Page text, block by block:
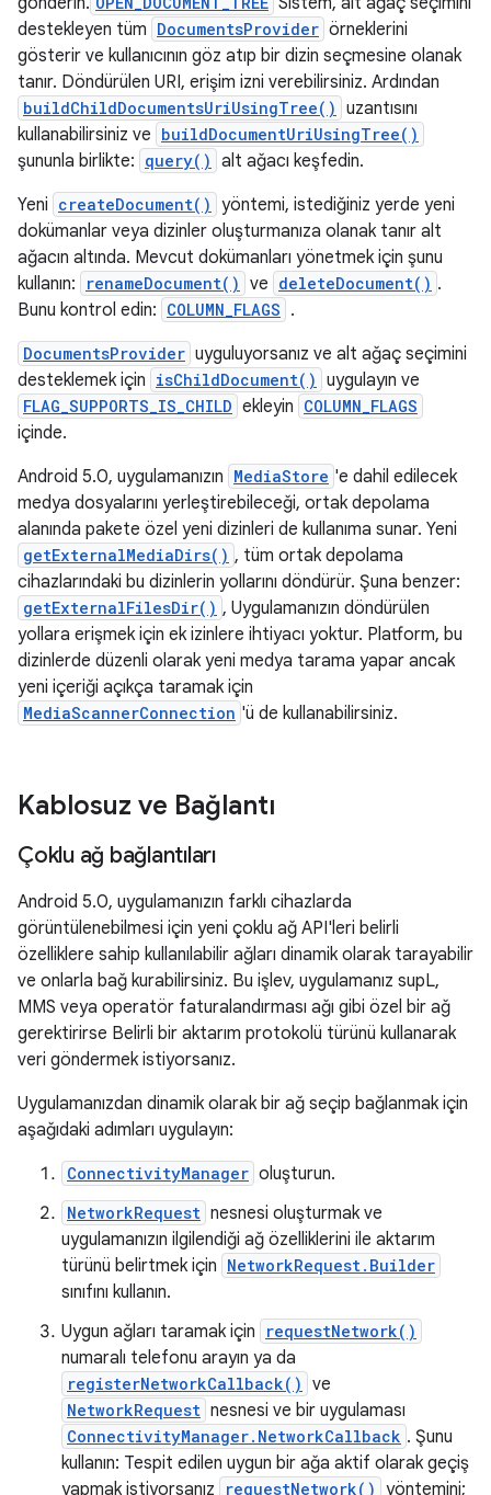
destekleyen tüm DocumentsProvider örneklerini
gösterir ve kullanıcının göz atıp bir dizin seçmesine olanak
tanır. Döndürülen URI, erişim izni verebilirsiniz. Ardından
buildChildDocumentsUriUsingTree() uzantısını
kullanabilirsiniz ve buildDocumentUriUsingTree()
şununla birlikte: query() alt ağacı keşfedin.
Yeni createDocument() yöntemi, istediğiniz yerde yeni
dokümanlar veya dizinler oluşturmanıza olanak tanır alt
ağacın altında. Mevcut dokümanları yönetmek için şunu
kullanın:
renameDocument() ve deleteDocument() .
Bunu kontrol edin: COLUMN_FLAGS .
DocumentsProvider uyguluyorsanız ve alt ağaç seçimini
desteklemek için isChildDocument() uygulayın ve
FLAG_SUPPORTS_IS_CHILD ekleyin COLUMN_FLAGS
içinde.
Android 5.0, uygulamanızın MediaStore 'e dahil edilecek
medya dosyalarını yerleştirebileceği, ortak depolama
alanında pakete özel yeni dizinleri de kullanıma sunar. Yeni
getExternalMediaDirs() , tüm ortak depolama
cihazlarındaki bu dizinlerin yollarını döndürür. Şuna benzer:
getExternalFilesDir() , Uygulamanızın döndürülen
yollara erişmek için ek izinlere ihtiyacı yoktur. Platform, bu
dizinlerde düzenli olarak yeni medya tarama yapar ancak
yeni içeriği açıkça taramak için
MediaScannerConnection 'ü de kullanabilirsiniz.
Kablosuz ve Bağlantı
Çoklu ağ bağlantıları
Android 5.0, uygulamanızın farklı cihazlarda
görüntülenebilmesi için yeni çoklu ağ API'leri belirli
özelliklere sahip kullanılabilir ağları dinamik olarak tarayabilir
ve onlarla bağ kurabilirsiniz. Bu işlev, uygulamanız supL,
MMS veya operatör faturalandırması ağı gibi özel bir ağ
gerektirirse Belirli bir aktarım protokolü türünü kullanarak
veri göndermek istiyorsanız.
Uygulamanızdan dinamik olarak bir ağ seçip bağlanmak için
aşağıdaki adımları uygulayın:
ConnectivityManager oluşturun.
NetworkRequest nesnesi oluşturmak ve
uygulamanızın ilgilendiği ağ özelliklerini ile aktarım
türünü belirtmek için NetworkRequest.Builder
sınıfını kullanın.
Uygun ağları taramak için
requestNetwork()
numaralı telefonu arayın ya da
registerNetworkCallback() ve
NetworkRequest nesnesi ve bir uygulaması
ConnectivityManager.NetworkCallback . Şunu
kullanın: Tespit edilen uygun bir ağa aktif olarak geçiş
yapmak istiyorsanız
requestNetwork() yöntemini;